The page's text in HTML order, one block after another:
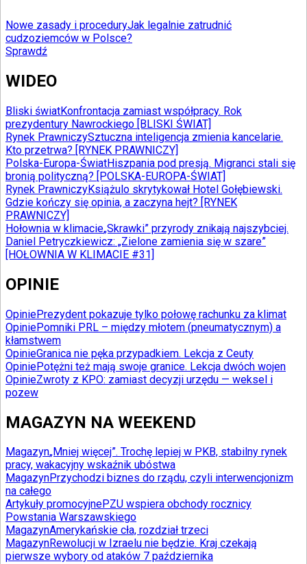
Nowe zasady i proceduryJak legalnie zatrudnić
cudzoziemców w Polsce?
Sprawdź
WIDEO
Bliski światKonfrontacja zamiast współpracy. Rok
prezydentury Nawrockiego [BLISKI ŚWIAT]
Rynek PrawniczySztuczna inteligencja zmienia kancelarie.
Kto przetrwa? [RYNEK PRAWNICZY]
Polska-Europa-ŚwiatHiszpania pod presją. Migranci stali się
bronią polityczną? [POLSKA-EUROPA-ŚWIAT]
Rynek PrawniczyKsiążulo skrytykował Hotel Gołębiewski.
Gdzie kończy się opinia, a zaczyna hejt? [RYNEK
PRAWNICZY]
Hołownia w klimacie„Skrawki” przyrody znikają najszybciej.
Daniel Petryczkiewicz: „Zielone zamienia się w szare”
[HOŁOWNIA W KLIMACIE #31]
OPINIE
OpiniePrezydent pokazuje tylko połowę rachunku za klimat
OpiniePomniki PRL – między młotem (pneumatycznym) a
kłamstwem
OpinieGranica nie pęka przypadkiem. Lekcja z Ceuty
OpiniePotężni też mają swoje granice. Lekcja dwóch wojen
OpinieZwroty z KPO: zamiast decyzji urzędu — weksel i
pozew
MAGAZYN NA WEEKEND
Magazyn„Mniej więcej”. Trochę lepiej w PKB, stabilny rynek
pracy, wakacyjny wskaźnik ubóstwa
MagazynPrzychodzi biznes do rządu, czyli interwencjonizm
na całego
Artykuły promocyjnePZU wspiera obchody rocznicy
Powstania Warszawskiego
MagazynAmerykańskie cła, rozdział trzeci
MagazynRewolucji w Izraelu nie będzie. Kraj czekają
pierwsze wybory od ataków 7 października